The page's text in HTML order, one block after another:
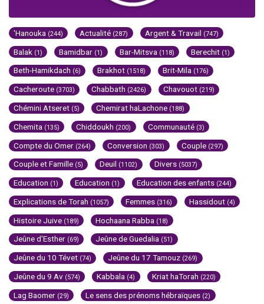
'Hanouka (244) Actualité (287) Argent & Travail (747)
Balak (1) Bamidbar (1) Bar-Mitsva (118) Berechit (1)
Beth-Hamikdach (6) Brakhot (1518) Brit-Mila (176)
Cacheroute (3703) Chabbath (2426) Chavouot (219)
Chémini Atseret (5) Chemirat haLachone (188)
Chemita (135) Chiddoukh (200) Communauté (3)
Compte du Omer (264) Conversion (303) Couple (297)
Couple et Famille (5) Deuil (1102) Divers (5037)
Education (1) Education (1) Education des enfants (244)
Explications de Torah (1057) Femmes (316) Hassidout (4)
Histoire Juive (189) Hochaana Rabba (18)
Jeûne d'Esther (69) Jeûne de Guedalia (51)
Jeûne du 10 Tévet (74) Jeûne du 17 Tamouz (269)
Jeûne du 9 Av (574) Kabbala (4) Kriat haTorah (220)
Lag Baomer (29) Le sens des prénoms hébraïques (2)